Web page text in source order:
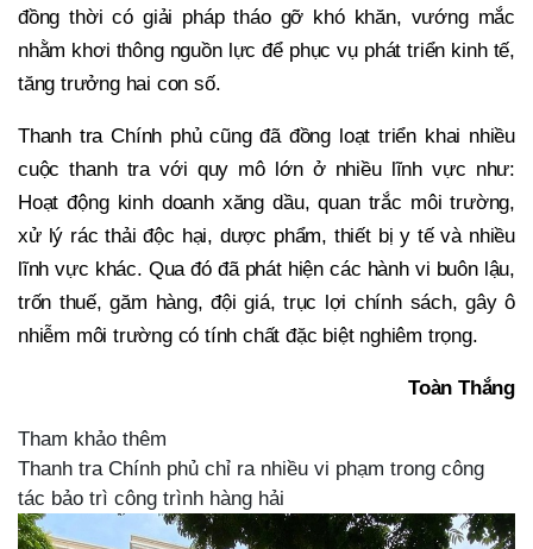
đồng thời có giải pháp tháo gỡ khó khăn, vướng mắc
nhằm khơi thông nguồn lực để phục vụ phát triển kinh tế,
tăng trưởng hai con số.
Thanh tra Chính phủ cũng đã đồng loạt triển khai nhiều
cuộc thanh tra với quy mô lớn ở nhiều lĩnh vực như:
Hoạt động kinh doanh xăng dầu, quan trắc môi trường,
xử lý rác thải độc hại, dược phẩm, thiết bị y tế và nhiều
lĩnh vực khác. Qua đó đã phát hiện các hành vi buôn lậu,
trốn thuế, găm hàng, đội giá, trục lợi chính sách, gây ô
nhiễm môi trường có tính chất đặc biệt nghiêm trọng.
Toàn Thắng
Tham khảo thêm
Thanh tra Chính phủ chỉ ra nhiều vi phạm trong công
tác bảo trì công trình hàng hải